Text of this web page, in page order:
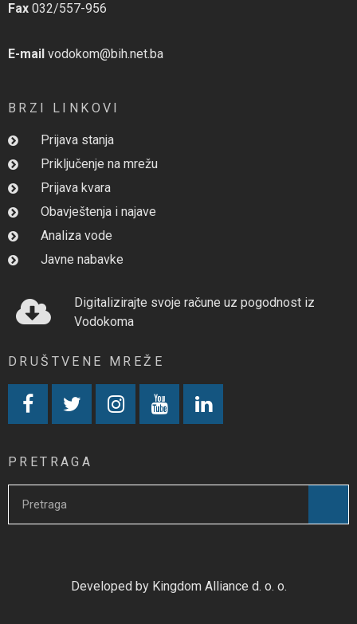
Fax 032/557-956
E-mail vodokom@bih.net.ba
BRZI LINKOVI
Prijava stanja
Priključenje na mrežu
Prijava kvara
Obavještenja i najave
Analiza vode
Javne nabavke
Digitalizirajte svoje račune uz pogodnost iz
Vodokoma
DRUŠTVENE MREŽE
PRETRAGA
Developed by Kingdom Alliance d. o. o.